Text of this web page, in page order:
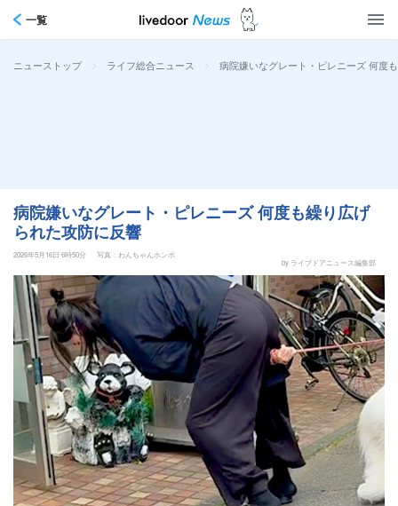
一覧
ニューストップ > ライフ総合ニュース > 病院嫌いなグレート・ピレニーズ 何度
病院嫌いなグレート・ピレニーズ 何度も繰り広げ
られた攻防に反響
2026年5月16日 6時50分
写真：わんちゃんホンポ
by ライブドアニュース編集部